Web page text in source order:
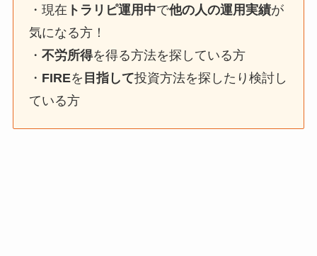
・現在 トラリピ運用中で他の人の運用実績が
気になる方！
・不労所得を得る方法を探している方
・ FIREを 目指して投資方法を探したり検討し
ている方